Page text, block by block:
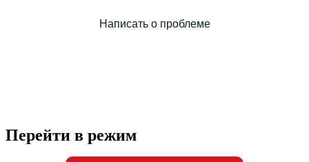
Написать о проблеме
Перейти в режим